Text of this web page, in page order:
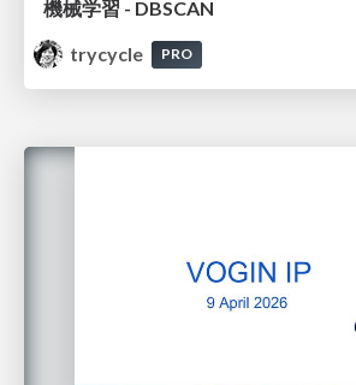
機械学習 - DBSCAN
trycycle
PRO